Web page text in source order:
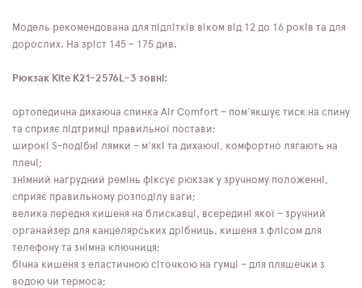
Модель рекомендована для підлітків віком від 12 до 16 років та для
дорослих. На зріст 145 – 175 див.
Рюкзак Kite K21-2576L-3 зовні:
ортопедична дихаюча спинка Air Comfort – пом'якшує тиск на спину
та сприяє підтримці правильної постави;
широкі S-подібні лямки – м'які та дихаючі, комфортно лягають на
плечі;
знімний нагрудний ремінь фіксує рюкзак у зручному положенні,
сприяє правильному розподілу ваги;
велика передня кишеня на блискавці, всередині якої – зручний
органайзер для канцелярських дрібниць, кишеня з флісом для
телефону та знімна ключниця;
бічна кишеня з еластичною сіточкою на гумці – для пляшечки з
водою чи термоса;